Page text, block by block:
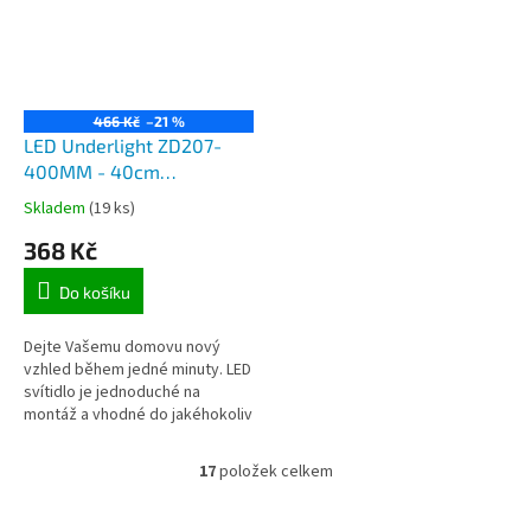
466 Kč –21 %
LED Underlight ZD207-
400MM - 40cm
kuchyňské lineární
bateriové nabíjecí LED
svítidlo s pohybovým
čidlem
Skladem (19 ks)
368 Kč
Do košíku
Dejte Vašemu domovu nový
vzhled během jedné minuty. LED
svítidlo je jednoduché na
montáž a vhodné do jakéhokoliv
Možné použít na kuchyňskou
O
17položek celkem